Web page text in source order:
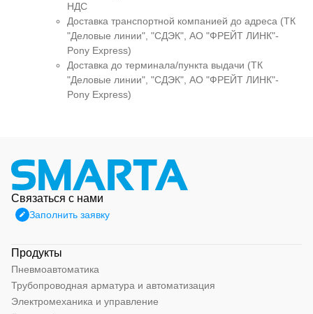
НДС
Доставка транспортной компанией до адреса (ТК
"Деловые линии", "СДЭК", АО "ФРЕЙТ ЛИНК"-
Pony Express)
Доставка до терминала/пункта выдачи (ТК
"Деловые линии", "СДЭК", АО "ФРЕЙТ ЛИНК"-
Pony Express)
Связаться с нами
Заполнить заявку
Продукты
Пневмоавтоматика
Трубопроводная арматура и автоматизация
Электромеханика и управление